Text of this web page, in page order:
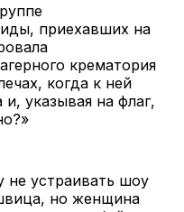
приехавших на
крематория
когда к ней
указывая на флаг,
не устраивать шоу
но женщина